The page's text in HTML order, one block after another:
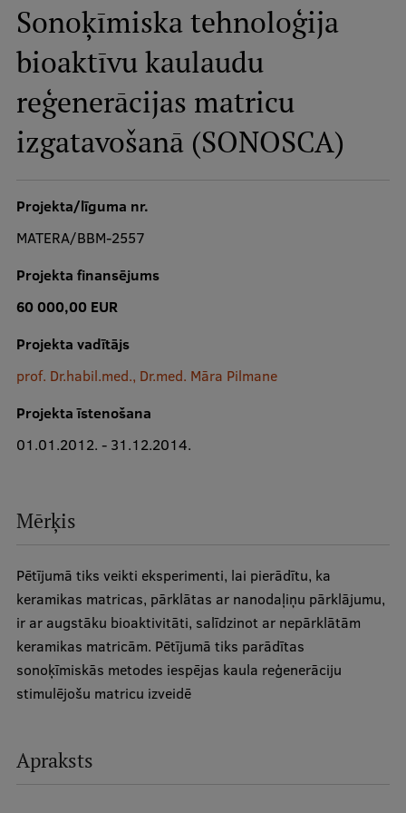
Mobile
galvenā
izvēlne
Studiju iespējas
Pamatstudiju programmas
Maģistra studiju programmas
Rezidentūra
Praktiska informācija
Par RSU
Studentu dzīve
Fakultātes
Stratēģija
Struktūra
Vēsture un tradīcijas
Identitāte
Aula
Sonoķīmiska tehnoloģija
bioaktīvu kaulaudu
reģenerācijas matricu
izgatavošanā (SONOSCA)
Projekta/līguma nr.
MATERA/BBM-2557
Projekta finansējums
60 000,00 EUR
Projekta vadītājs
prof. Dr.habil.med., Dr.med. Māra Pilmane
Projekta īstenošana
01.01.2012. - 31.12.2014.
Mērķis
Pētījumā tiks veikti eksperimenti, lai pierādītu, ka
keramikas matricas, pārklātas ar nanodaļiņu pārklājumu,
ir ar augstāku bioaktivitāti, salīdzinot ar nepārklātām
keramikas matricām. Pētījumā tiks parādītas
sonoķīmiskās metodes iespējas kaula reģenerāciju
stimulējošu matricu izveidē
Apraksts